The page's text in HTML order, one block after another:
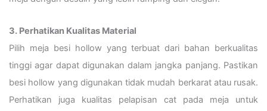
3. Perhatikan Kualitas Material
Pilih meja besi hollow yang terbuat dari bahan berkualitas
tinggi agar dapat digunakan dalam jangka panjang. Pastikan
besi hollow yang digunakan tidak mudah berkarat atau rusak.
Perhatikan juga kualitas pelapisan cat pada meja untuk